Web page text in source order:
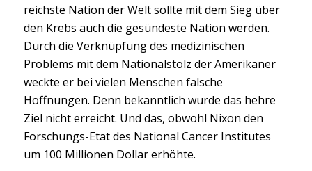
reichste Nation der Welt sollte mit dem Sieg über
den Krebs auch die gesündeste Nation werden.
Durch die Verknüpfung des medizinischen
Problems mit dem Nationalstolz der Amerikaner
weckte er bei vielen Menschen falsche
Hoffnungen. Denn bekanntlich wurde das hehre
Ziel nicht erreicht. Und das, obwohl Nixon den
Forschungs-Etat des National Cancer Institutes
um 100 Millionen Dollar erhöhte.